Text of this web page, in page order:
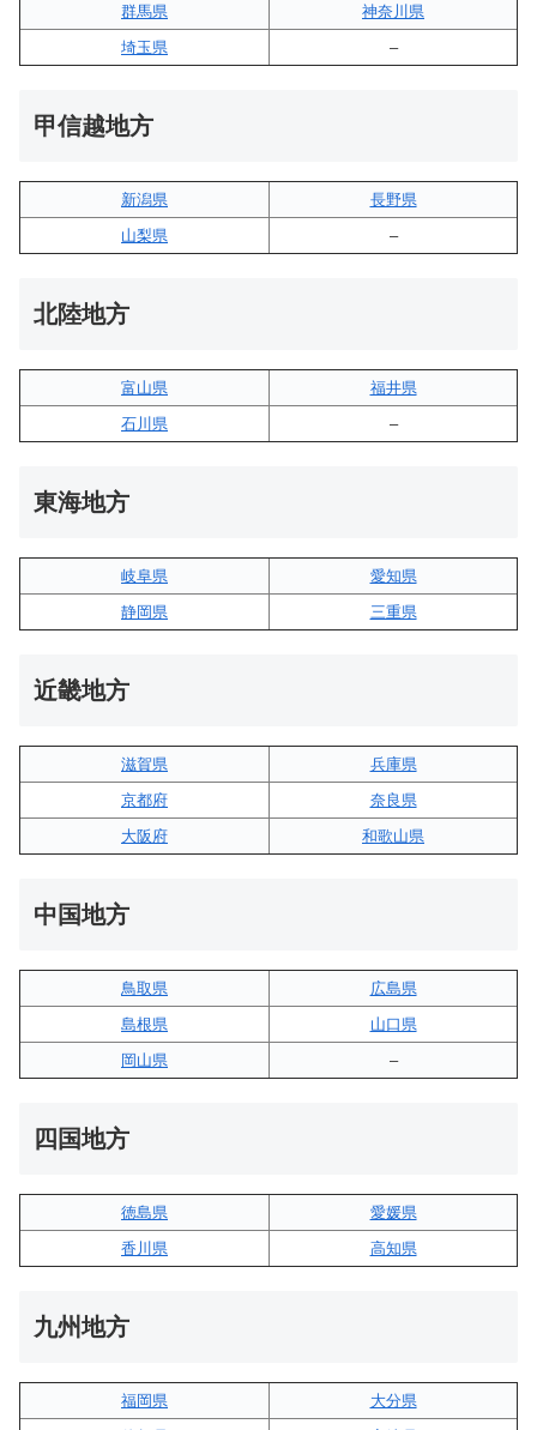
群馬県
神奈川県
埼玉県
–
甲信越地方
新潟県
長野県
山梨県
–
北陸地方
富山県
福井県
石川県
–
東海地方
岐阜県
愛知県
静岡県
三重県
近畿地方
滋賀県
兵庫県
京都府
奈良県
大阪府
和歌山県
中国地方
鳥取県
広島県
島根県
山口県
岡山県
–
四国地方
徳島県
愛媛県
香川県
高知県
九州地方
福岡県
大分県